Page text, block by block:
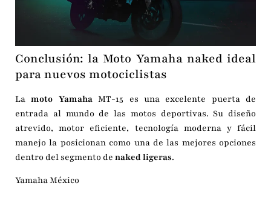
Conclusión: la Moto Yamaha naked ideal
para nuevos motociclistas
Lamoto YamahaMT-15 es una excelente puerta de
entrada al mundo de las motos deportivas. Su diseño
atrevido, motor eficiente, tecnología moderna y fácil
manejo la posicionan como una de las mejores opciones
dentro del segmento de naked ligeras.
Yamaha México